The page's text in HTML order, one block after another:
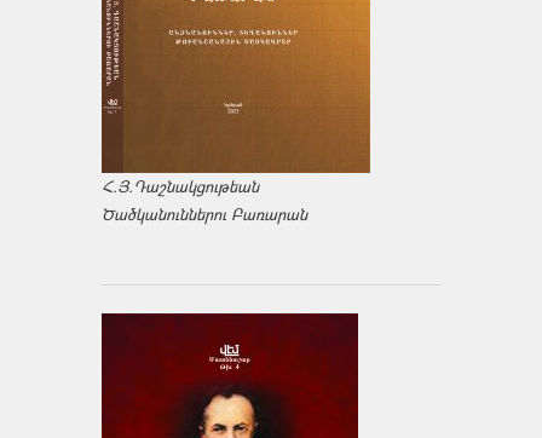
Հ.Յ.Դաշնակցութեան
Ծածկանուններու Բառարան